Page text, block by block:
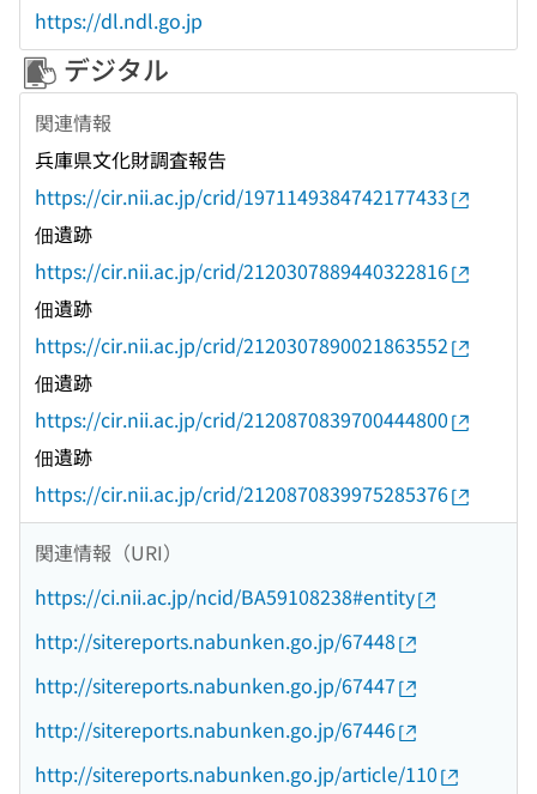
https://dl.ndl.go.jp
デジタル
関連情報
兵庫県文化財調査報告
https://cir.nii.ac.jp/crid/1971149384742177433
佃遺跡
https://cir.nii.ac.jp/crid/2120307889440322816
佃遺跡
https://cir.nii.ac.jp/crid/2120307890021863552
佃遺跡
https://cir.nii.ac.jp/crid/2120870839700444800
佃遺跡
https://cir.nii.ac.jp/crid/2120870839975285376
関連情報（URI）
https://ci.nii.ac.jp/ncid/BA59108238#entity
http://sitereports.nabunken.go.jp/67448
http://sitereports.nabunken.go.jp/67447
http://sitereports.nabunken.go.jp/67446
http://sitereports.nabunken.go.jp/article/110